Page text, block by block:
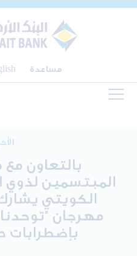
مساعدة
بالتعاون مع
المبتسمين لذوي
الكويتي
مهرجان
بإضطرابات